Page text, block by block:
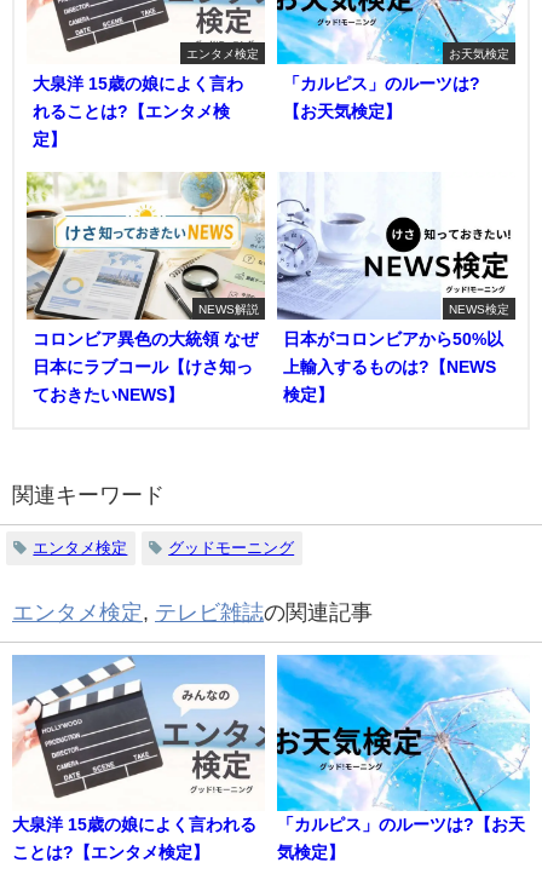
エンタメ検定
大泉洋 15歳の娘によく言わ
れることは?【エンタメ検
定】
お天気検定
「カルピス」のルーツは?
【お天気検定】
NEWS解説
コロンビア異色の大統領 なぜ
日本にラブコール【けさ知っ
ておきたいNEWS】
NEWS検定
日本がコロンビアから50%以
上輸入するものは?【NEWS
検定】
関連キーワード
エンタメ検定 グッドモーニング
エンタメ検定, テレビ雑誌の関連記事
大泉洋 15歳の娘によく言われる
ことは?【エンタメ検定】
「カルピス」のルーツは?【お天
気検定】